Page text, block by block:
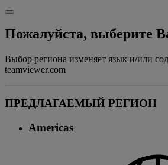
Пожалуйста, выберите
Выбор региона изменяет язык и/или
teamviewer.com
ПРЕДЛАГАЕМЫЙ РЕГИОН
Americas